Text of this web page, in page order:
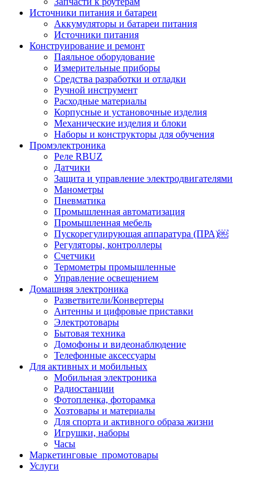
Источники питания и батареи
Аккумуляторы и батареи питания
Источники питания
Конструирование и ремонт
Паяльное оборудование
Измерительные приборы
Средства разработки и отладки
Ручной инструмент
Расходные материалы
Корпусные и установочные изделия
Механические изделия и блоки
Наборы и конструкторы для обучения
Промэлектроника
Реле RBUZ
Датчики
Защита и управление электродвигателями
Манометры
Пневматика
Промышленная автоматизация
Промышленная мебель
Пускорегулирующая аппаратура (ПРА)￼
Регуляторы, контроллеры
Счетчики
Термометры промышленные
Управление освещением
Домашняя электроника
Разветвители/Конвертеры
Антенны и цифровые приставки
Электротовары
Бытовая техника
Домофоны и видеонаблюдение
Телефонные аксессуары
Для активных и мобильных
Мобильная электроника
Радиостанции
Фотопленка, фоторамка
Хозтовары и материалы
Для спорта и активного образа жизни
Игрушки, наборы
Часы
Маркетинговые_промотовары
Услуги